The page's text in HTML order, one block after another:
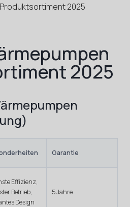
2025
2025
Garantie
Effizienz,
Betrieb,
Design
5 Jahre